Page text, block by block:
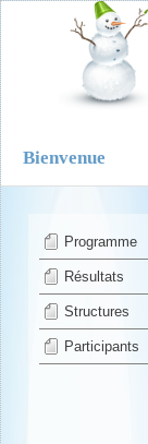
Bienvenue
Programme
Résultats
Structures
Participants